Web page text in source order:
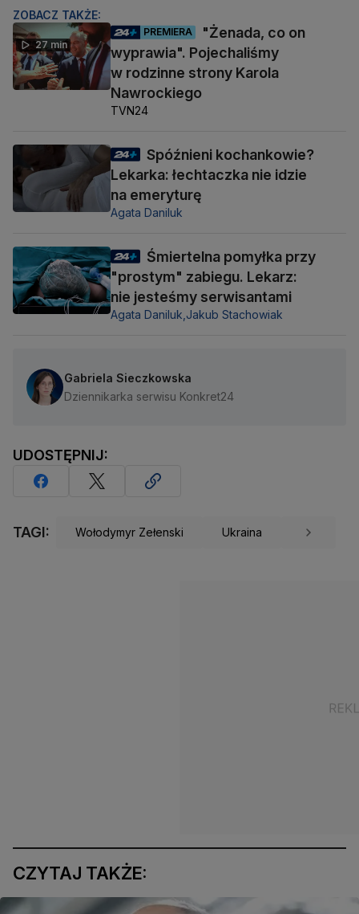
ZOBACZ TAKŻE:
27 min
PREMIERA
"Żenada, co on
wyprawia". Pojechaliśmy
w rodzinne strony Karola
Nawrockiego
TVN24
Spóźnieni kochankowie?
Lekarka: łechtaczka nie idzie
na emeryturę
Agata Daniluk
Śmiertelna pomyłka przy
"prostym" zabiegu. Lekarz:
nie jesteśmy serwisantami
Agata Daniluk, Jakub Stachowiak
Gabriela Sieczkowska
Dziennikarka serwisu Konkret24
UDOSTĘPNIJ:
TAGI: Wołodymyr Zełenski Ukraina
CZYTAJ TAKŻE: